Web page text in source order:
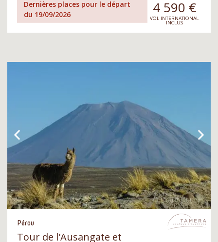
Dernières places pour le départ
du 19/09/2026
4 590 €
VOL INTERNATIONAL
INCLUS
Pérou
Tour de l'Ausangate et